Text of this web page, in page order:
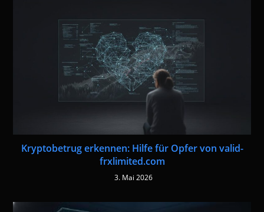
Kryptobetrug erkennen: Hilfe für Opfer von valid-
frxlimited.com
3. Mai 2026